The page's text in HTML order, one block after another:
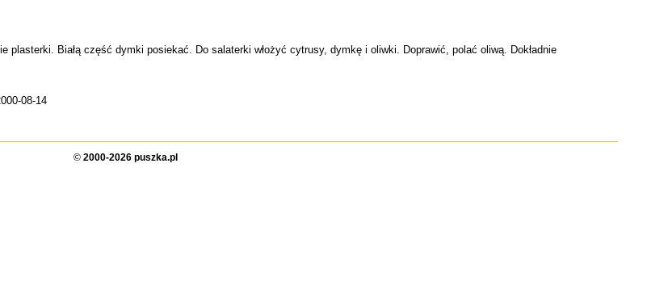
plasterki. Białą część dymki posiekać. Do salaterki włożyć cytrusy, dymkę i oliwki. Doprawić, polać oliwą. Dokładnie
08-14
© 2000-2026 puszka.pl